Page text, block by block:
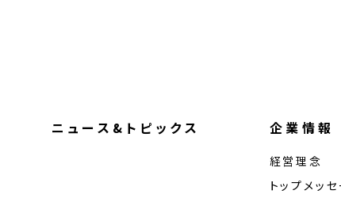
ニュース&トピックス 企業情報
経営理念
トップメッ